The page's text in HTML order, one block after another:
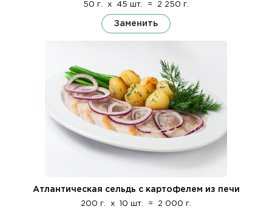
50 г. x 45 шт. = 2 250 г.
Заменить
Атлантическая сельдь с картофелем из печи
200 г. x 10 шт. = 2 000 г.